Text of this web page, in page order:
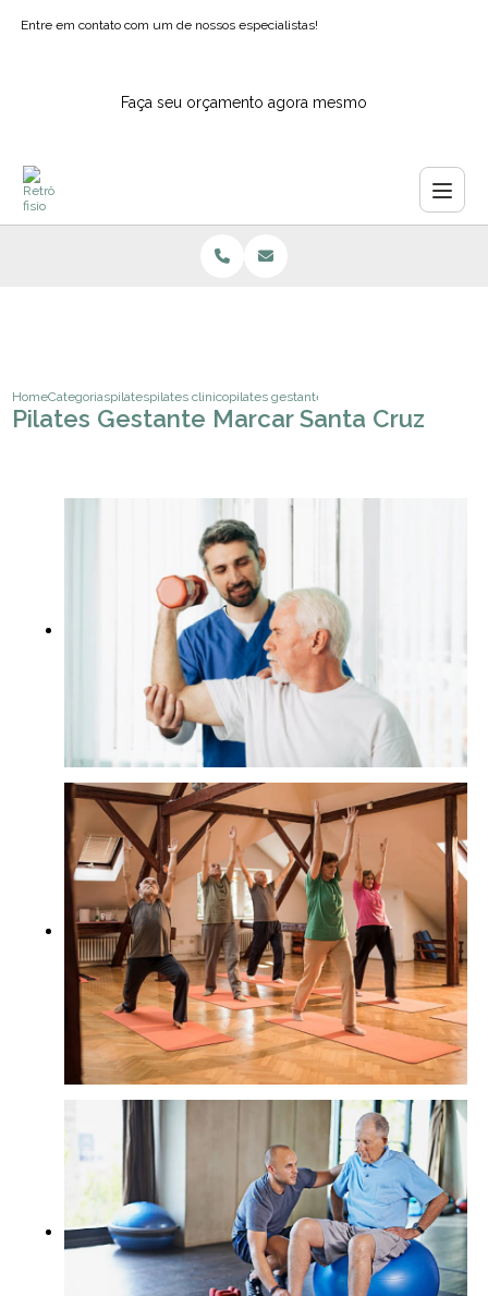
Entre em contato com um de nossos especialistas!
Faça seu orçamento agora mesmo
HomeCategoriaspilatespilates clinicopilates gestante marcar santa cruz
Pilates Gestante Marcar Santa Cruz